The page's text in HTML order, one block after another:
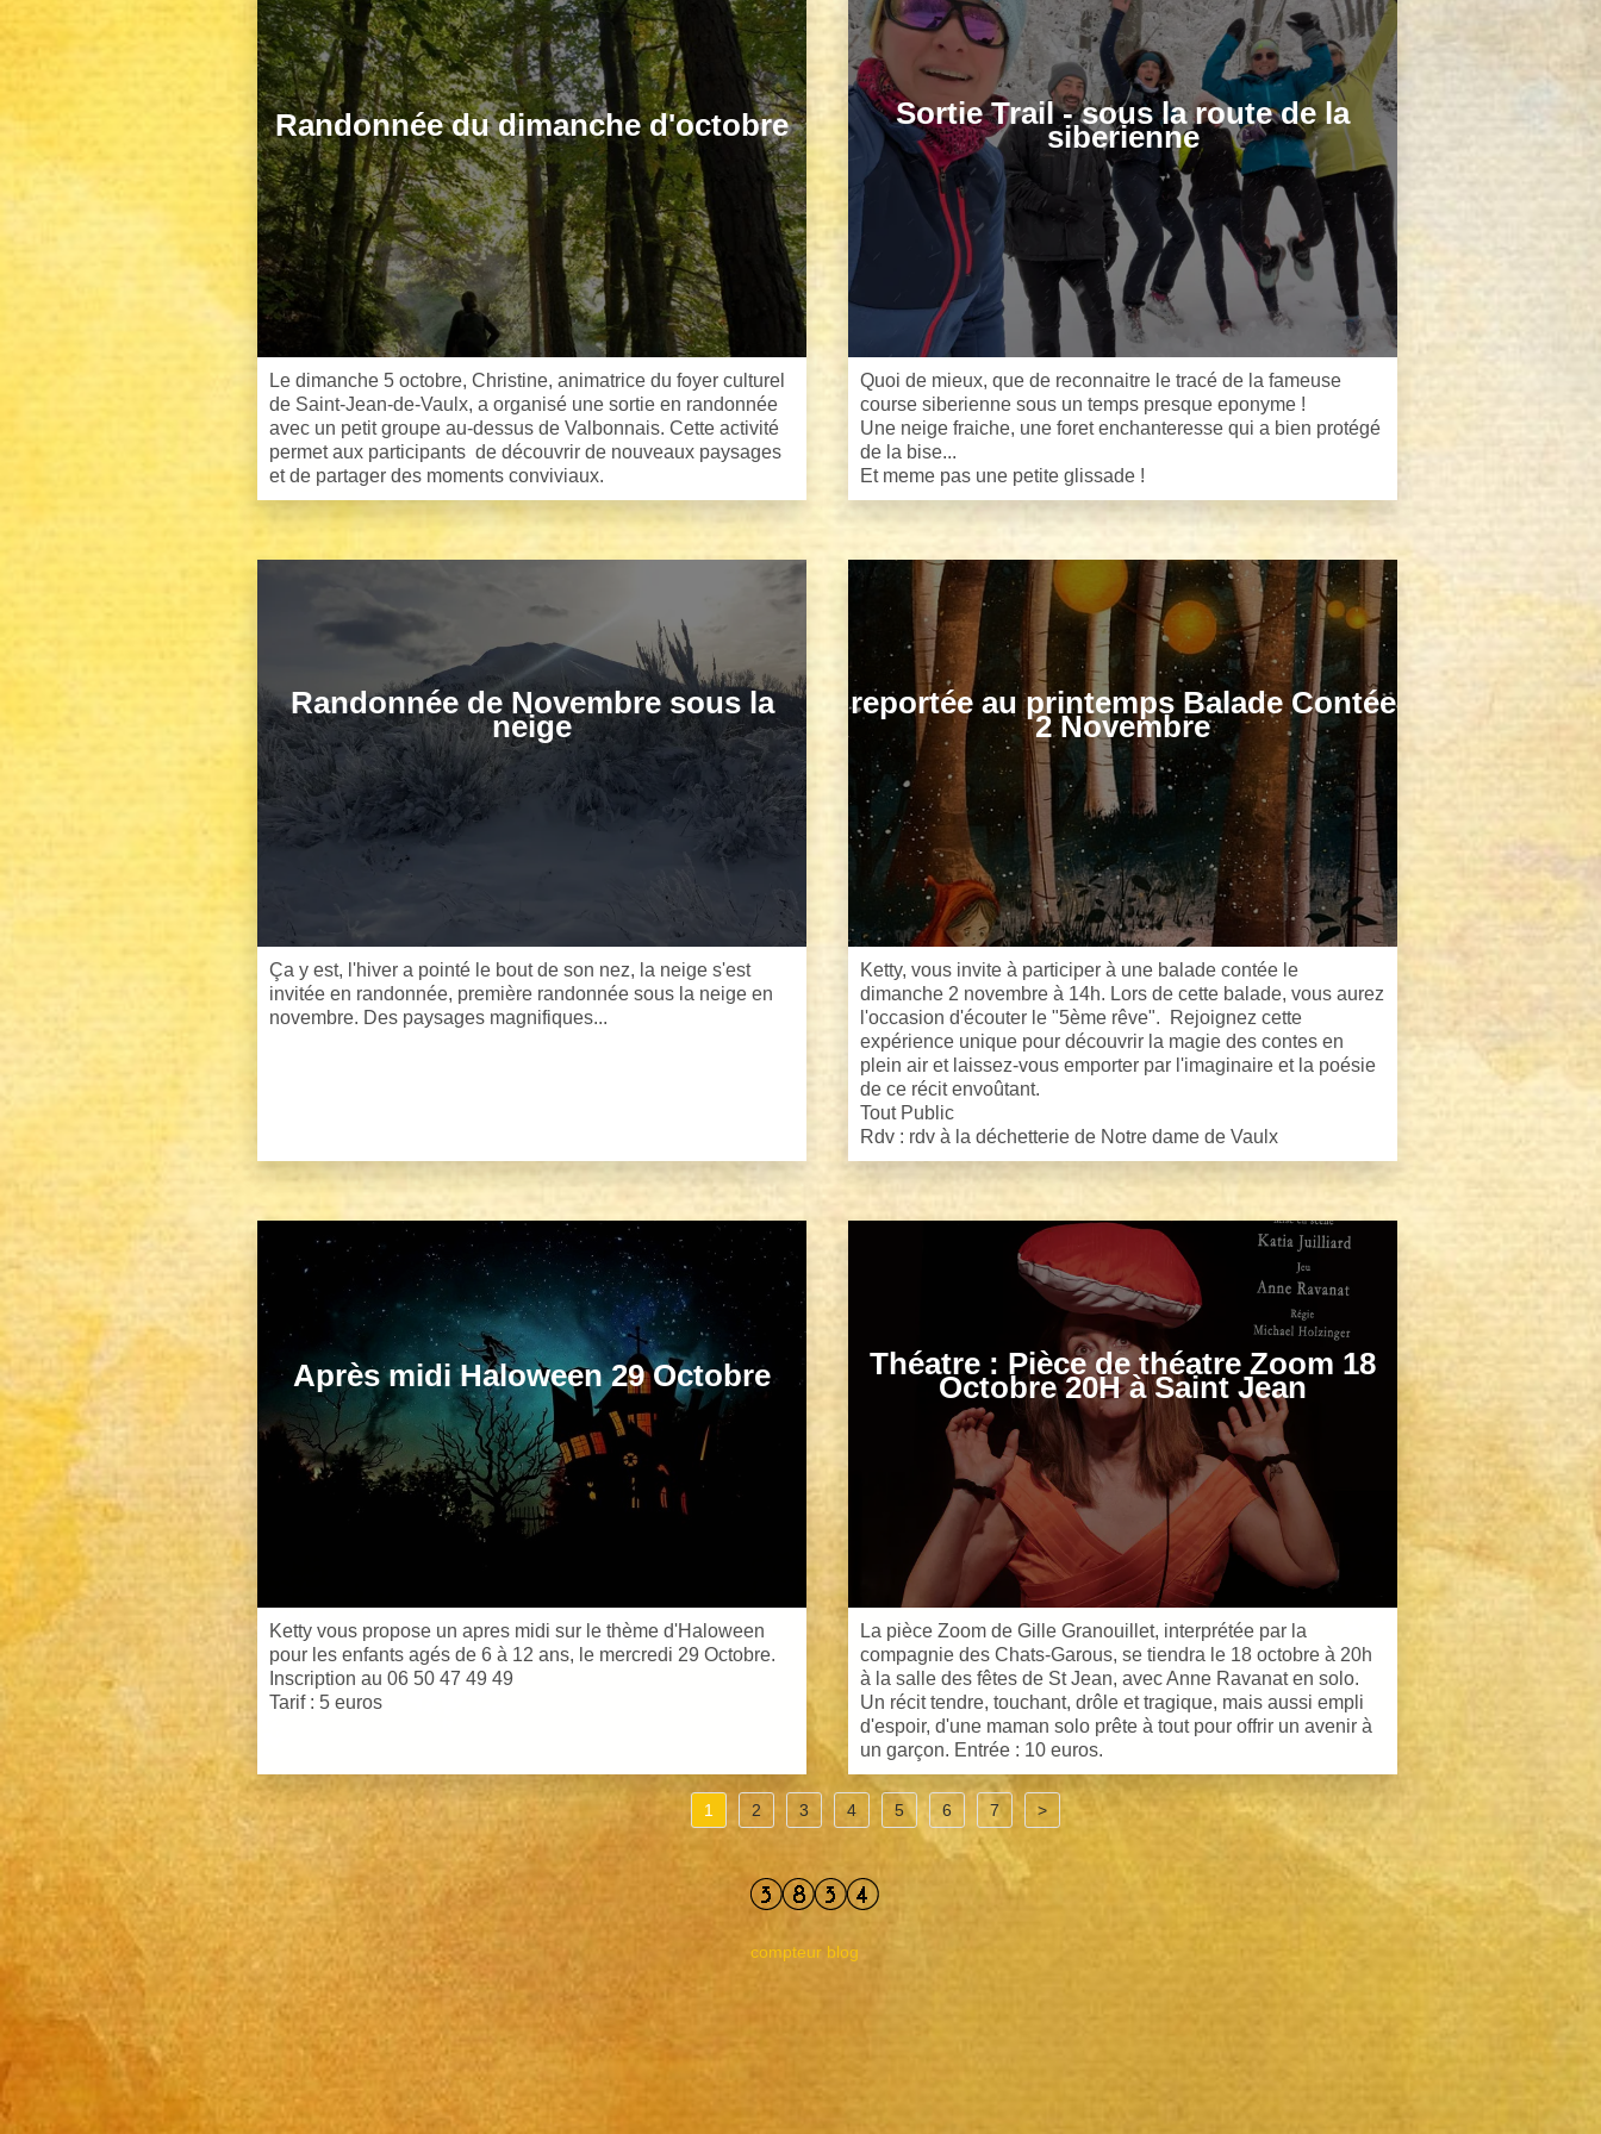
Randonnée du dimanche d'octobre
Le dimanche 5 octobre, Christine, animatrice du foyer culturel
de Saint-Jean-de-Vaulx, a organisé une sortie en randonnée
avec un petit groupe au-dessus de Valbonnais. Cette activité
permet aux participants de découvrir de nouveaux paysages
et de partager des moments conviviaux.
Sortie Trail - sous la route de la
siberienne
Quoi de mieux, que de reconnaitre le tracé de la fameuse
course siberienne sous un temps presque eponyme !
Une neige fraiche, une foret enchanteresse qui a bien protégé
de la bise...
Et meme pas une petite glissade !
Randonnée de Novembre sous la
neige
Ça y est, l'hiver a pointé le bout de son nez, la neige s'est
invitée en randonnée, première randonnée sous la neige en
novembre. Des paysages magnifiques...
reportée au printemps Balade Contée
2 Novembre
Ketty, vous invite à participer à une balade contée le
dimanche 2 novembre à 14h. Lors de cette balade, vous aurez
l'occasion d'écouter le "5ème rêve". Rejoignez cette
expérience unique pour découvrir la magie des contes en
plein air et laissez-vous emporter par l'imaginaire et la poésie
de ce récit envoûtant.
Tout Public
Rdv : rdv à la déchetterie de Notre dame de Vaulx
Après midi Haloween 29 Octobre
Ketty vous propose un apres midi sur le thème d'Haloween
pour les enfants agés de 6 à 12 ans, le mercredi 29 Octobre.
Inscription au 06 50 47 49 49
Tarif : 5 euros
Théatre : Pièce de théatre Zoom 18
Octobre 20H à Saint Jean
La pièce Zoom de Gille Granouillet, interprétée par la
compagnie des Chats-Garous, se tiendra le 18 octobre à 20h
à la salle des fêtes de St Jean, avec Anne Ravanat en solo.
Un récit tendre, touchant, drôle et tragique, mais aussi empli
d'espoir, d'une maman solo prête à tout pour offrir un avenir à
un garçon. Entrée : 10 euros.
1 2 3 4 5 6 7 >
compteur blog